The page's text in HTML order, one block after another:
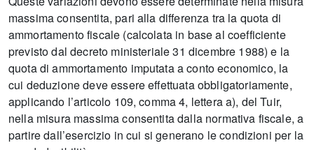
massima consentita, pari alla differenza tra la quota di
ammortamento fiscale (calcolata in base al coefficiente
previsto dal decreto ministeriale 31 dicembre 1988) e la
quota di ammortamento imputata a conto economico, la
cui deduzione deve essere effettuata obbligatoriamente,
applicando l’articolo 109, comma 4, lettera a), del Tuir,
nella misura massima consentita dalla normativa fiscale, a
partire dall’esercizio in cui si generano le condizioni per la